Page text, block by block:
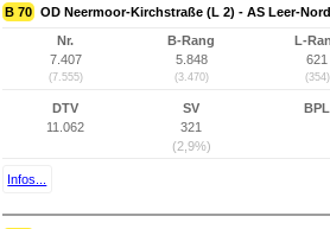
B 70 OD Neermoor-Kirchstraße (L 2) - AS Leer-
Nr.
7.407
(7.555)
B-Rang
5.848
(3.470)
L-
621
(354)
DTV
11.062
SV
321
(2,9%)
BPL
Infos...